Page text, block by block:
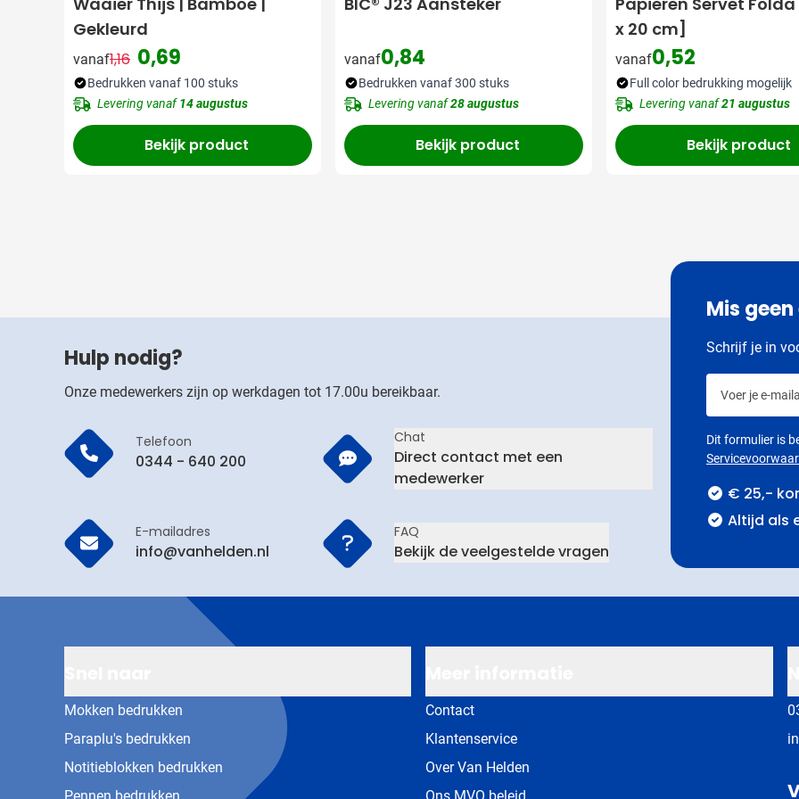
Gekleurd
vanaf
Normale prijs
1,16 0,69
Bedrukken vanaf 100 stuks
Levering vanaf14 augustus
Bekijk product
vanaf0,84
Bedrukken vanaf 300 stuks
Levering vanaf28 augustus
Bekijk product
x 20 cm]
vanaf0,52
Full color bedrukking mogelijk
Levering vanaf21 augustus
Bekijk product
Hulp nodig?
Onze medewerkers zijn op werkdagen tot 17.00u bereikbaar.
Telefoon
0344 - 640 200
Chat
Direct contact met een
medewerker
E-mailadres
info@vanhelden.nl
FAQ
Bekijk de veelgestelde vragen
Mis
Schrijf je in
Dit formulier is
€ 25,-
Altijd als
Mokken bedrukken
Paraplu's bedrukken
Notitieblokken bedrukken
Pennen bedrukken
Contact
Klantenservice
Over Van Helden
Ons MVO beleid